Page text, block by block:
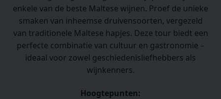
enkele van de beste Maltese wijnen. Proef de unieke
smaken van inheemse druivensoorten, vergezeld
van traditionele Maltese hapjes. Deze tour biedt een
perfecte combinatie van cultuur en gastronomie –
ideaal voor zowel geschiedenisliefhebbers als
wijnkenners.
Hoogtepunten: